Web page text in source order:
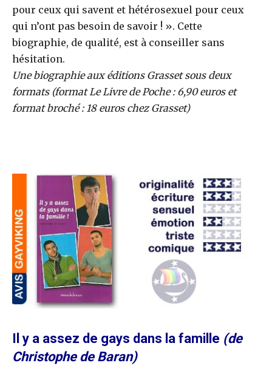
pour ceux qui savent et hétérosexuel pour ceux
qui n’ont pas besoin de savoir ! ». Cette
biographie, de qualité, est à conseiller sans
hésitation.
Une biographie aux éditions Grasset sous deux
formats (format Le Livre de Poche : 6,90 euros et
format broché : 18 euros chez Grasset)
Il y a assez de gays dans la famille (de
Christophe de Baran)